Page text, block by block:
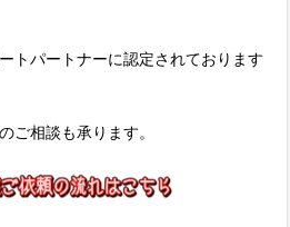
トパートナーに認定されております
ご相談も承ります。